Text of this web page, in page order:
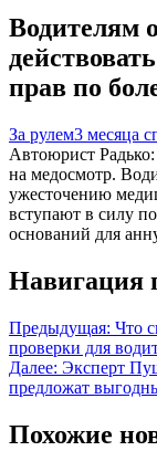
Водителям
прав по
За рулем3 месяца
Автоюрист
на медосмотр.
ужесточению
вступают в силу
оснований для
Навигация
Предыдущая: Что
проверки для
Далее: Эксперт
предложат
Похожие